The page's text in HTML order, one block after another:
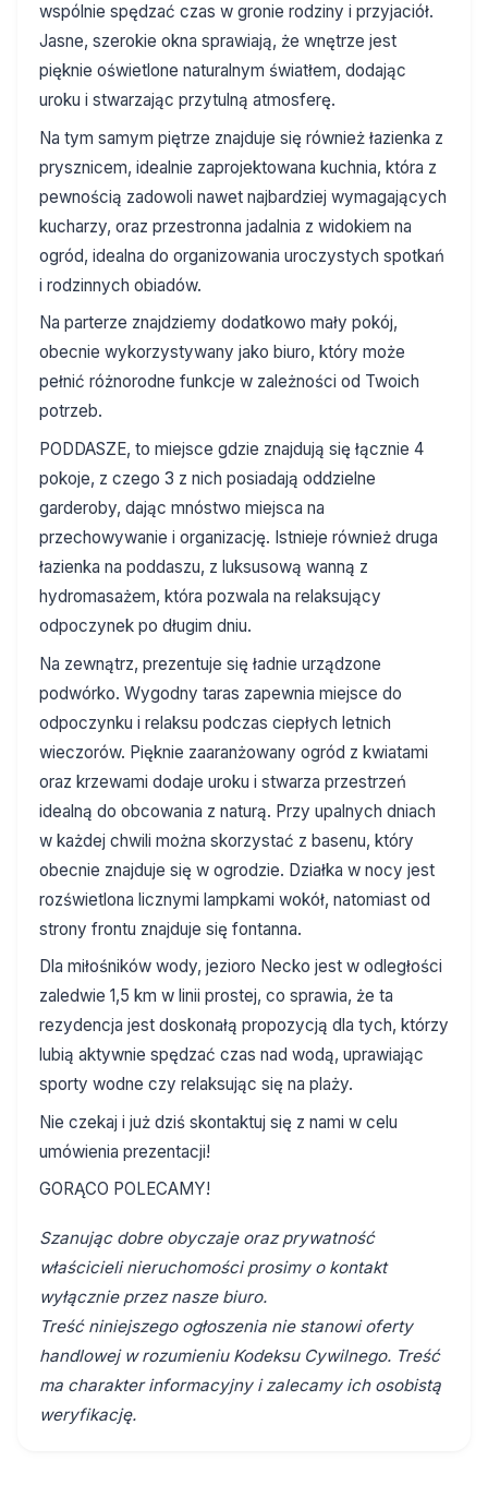
wspólnie spędzać czas w gronie rodziny i przyjaciół.
Jasne, szerokie okna sprawiają, że wnętrze jest
pięknie oświetlone naturalnym światłem, dodając
uroku i stwarzając przytulną atmosferę.
Na tym samym piętrze znajduje się również łazienka z
prysznicem, idealnie zaprojektowana kuchnia, która z
pewnością zadowoli nawet najbardziej wymagających
kucharzy, oraz przestronna jadalnia z widokiem na
ogród, idealna do organizowania uroczystych spotkań
i rodzinnych obiadów.
Na parterze znajdziemy dodatkowo mały pokój,
obecnie wykorzystywany jako biuro, który może
pełnić różnorodne funkcje w zależności od Twoich
potrzeb.
PODDASZE, to miejsce gdzie znajdują się łącznie 4
pokoje, z czego 3 z nich posiadają oddzielne
garderoby, dając mnóstwo miejsca na
przechowywanie i organizację. Istnieje również druga
łazienka na poddaszu, z luksusową wanną z
hydromasażem, która pozwala na relaksujący
odpoczynek po długim dniu.
Na zewnątrz, prezentuje się ładnie urządzone
podwórko. Wygodny taras zapewnia miejsce do
odpoczynku i relaksu podczas ciepłych letnich
wieczorów. Pięknie zaaranżowany ogród z kwiatami
oraz krzewami dodaje uroku i stwarza przestrzeń
idealną do obcowania z naturą. Przy upalnych dniach
w każdej chwili można skorzystać z basenu, który
obecnie znajduje się w ogrodzie. Działka w nocy jest
rozświetlona licznymi lampkami wokół, natomiast od
strony frontu znajduje się fontanna.
Dla miłośników wody, jezioro Necko jest w odległości
zaledwie 1,5 km w linii prostej, co sprawia, że ta
rezydencja jest doskonałą propozycją dla tych, którzy
lubią aktywnie spędzać czas nad wodą, uprawiając
sporty wodne czy relaksując się na plaży.
Nie czekaj i już dziś skontaktuj się z nami w celu
umówienia prezentacji!
GORĄCO POLECAMY!
Szanując dobre obyczaje oraz prywatność
właścicieli nieruchomości prosimy o kontakt
wyłącznie przez nasze biuro.
Treść niniejszego ogłoszenia nie stanowi oferty
handlowej w rozumieniu Kodeksu Cywilnego. Treść
ma charakter informacyjny i zalecamy ich osobistą
weryfikację.